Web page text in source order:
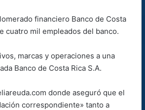
financiero Banco de Costa
cuatro mil empleados del banco.
marcas y operaciones a una
Banco de Costa Rica S.A.
donde aseguró que el
correspondiente» tanto a